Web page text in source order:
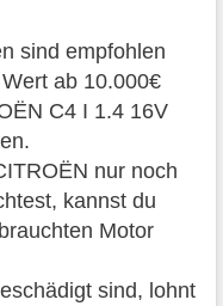
sind empfohlen
ab 10.000€
C4 I 1.4 16V
nur noch
kannst du
Motor
sind, lohnt